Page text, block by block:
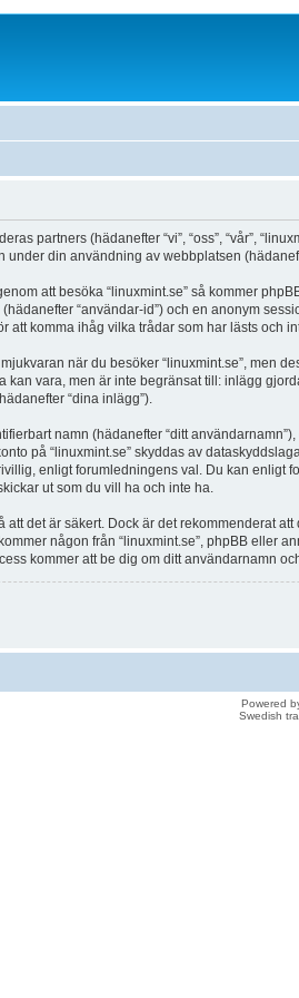
partners (hädanefter “vi”, “oss”, “vår”,
under din användning av webbplatsen
att besöka “linuxmint.se” så kommer
“användar-id”) och en anonym
att komma ihåg vilka trådar som har lästs och
när du besöker “linuxmint.se”, men
vara, men är inte begränsat till: inlägg
“dina inlägg”).
namn (hädanefter “ditt
på “linuxmint.se” skyddas av
enligt forumledningens val. Du kan enligt
ut som du vill ha och inte ha.
det är säkert. Dock är det rekommenderat
någon från “linuxmint.se”, phpBB eller
kommer att be dig om ditt användarnamn
Powered
Swedish